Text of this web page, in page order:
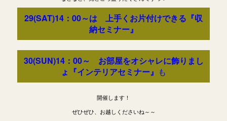
29(SAT)14：00～は 上手くお片付けできる『収
納セミナー』
30(SUN)14：00～ お部屋をオシャレに飾りまし
ょ『インテリアセミナー』 も
開催します！
ぜひぜひ、お越しくださいね～～